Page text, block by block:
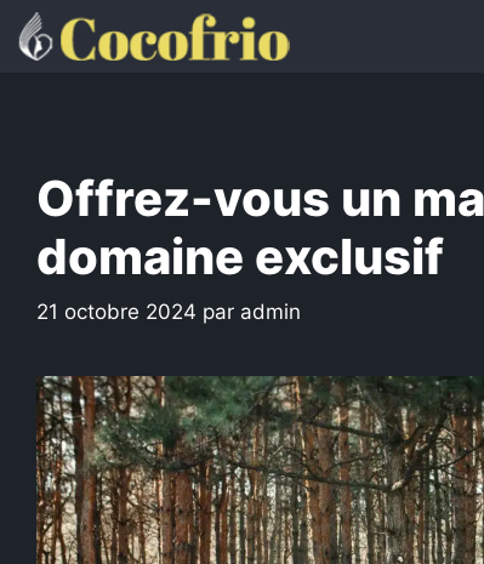
Aller
au
Offrez-vous un
domaine exclusif
21 octobre 2024 par admin